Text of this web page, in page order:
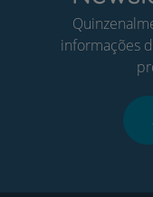
informações